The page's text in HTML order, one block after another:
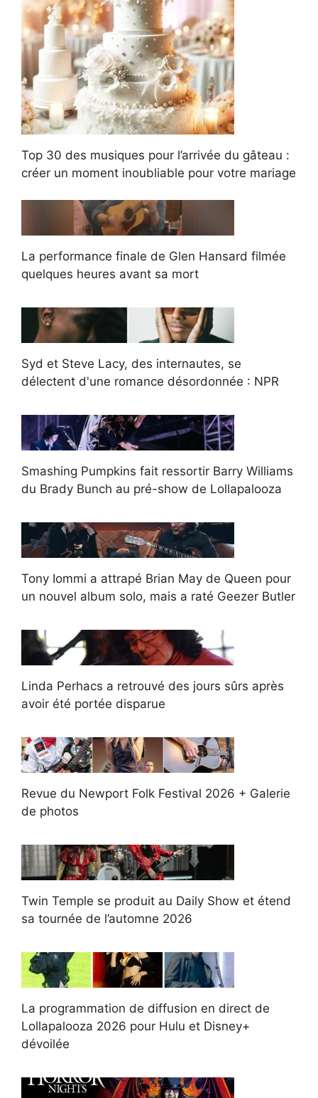
Top 30 des musiques pour l’arrivée du gâteau :
créer un moment inoubliable pour votre mariage
La performance finale de Glen Hansard filmée
quelques heures avant sa mort
Syd et Steve Lacy, des internautes, se
délectent d'une romance désordonnée : NPR
Smashing Pumpkins fait ressortir Barry Williams
du Brady Bunch au pré-show de Lollapalooza
Tony Iommi a attrapé Brian May de Queen pour
un nouvel album solo, mais a raté Geezer Butler
Linda Perhacs a retrouvé des jours sûrs après
avoir été portée disparue
Revue du Newport Folk Festival 2026 + Galerie
de photos
Twin Temple se produit au Daily Show et étend
sa tournée de l’automne 2026
La programmation de diffusion en direct de
Lollapalooza 2026 pour Hulu et Disney+
dévoilée